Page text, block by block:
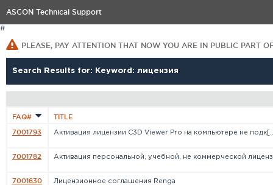
ASCON Technical Support
#
PLEASE, PAY ATTENTION THAT NOW YOU ARE IN PUBLIC PART
Search Results for: Keyword: лицензия
FAQ# TITLE
7001793 Активация лицензии C3D Viewer Pro на компьютере не
7001782 Активация персональной, учебной, не коммерческой
7001630 Лицензионное соглашения Renga